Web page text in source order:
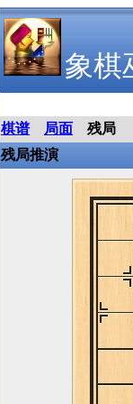
象棋
棋谱 局面
残局
残局推演